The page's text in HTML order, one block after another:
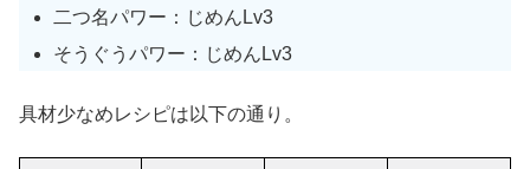
二つ名パワー：じめんLv3
そうぐうパワー：じめんLv3
具材少なめレシピは以下の通り。